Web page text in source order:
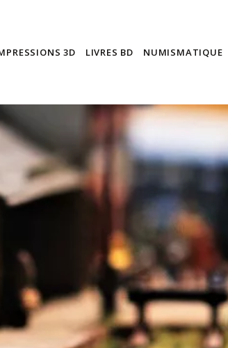
3D LIVRES BD NUMISMATIQUE